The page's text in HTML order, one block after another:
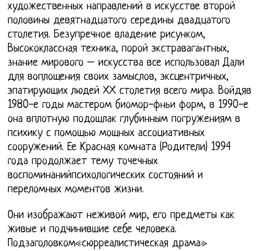
художественных направлений в искусстве второй
половины девятнадцатого середины двадцатого
столетия. Безупречное владение рисунком,
Высококлассная техника, порой экстравагантных,
знание мирового – искусства все использовал Дали
для воплощения своих замыслов, эксцентричных,
эпатирующих людей ХХ столетия всего мира. Войдяв
1980-е годы мастером биомор-фньи форм, в 1990-е
она вплотную подошлак глубинным погружениям в
психику с помощью мощных ассоциативных
сооружений. Ее Красная комната (Родители) 1994
года продолжает тему точечных
воспоминанийпсихологических состояний и
переломных моментов жизни.
Они изображают неживой мир, его предметы как
живые и подчинившие себе человека.
Подзаголовком«сюрреалистическая драма»